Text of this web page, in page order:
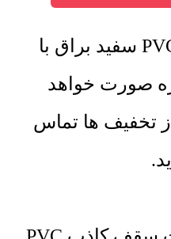
خرید سقف کاذب PVC سفید براق با
صورت خواهد
تخفیف ها تماس